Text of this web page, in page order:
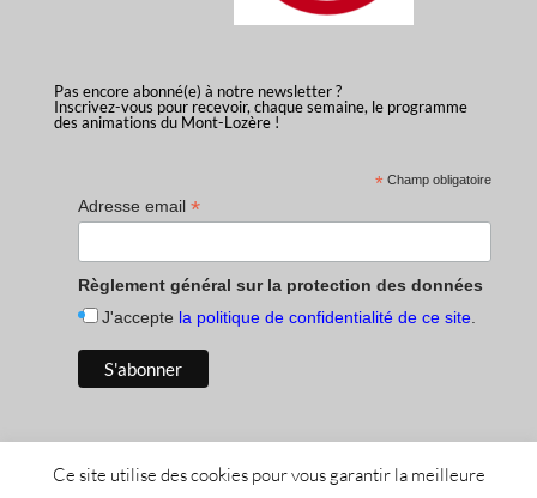
Pas encore abonné(e) à notre newsletter ?
Inscrivez-vous pour recevoir, chaque semaine, le programme
des animations du Mont-Lozère !
* Champ obligatoire
Adresse email *
Règlement général sur la protection des données
J'accepte la politique de confidentialité de ce site.
Ce site utilise des cookies pour vous garantir la meilleure